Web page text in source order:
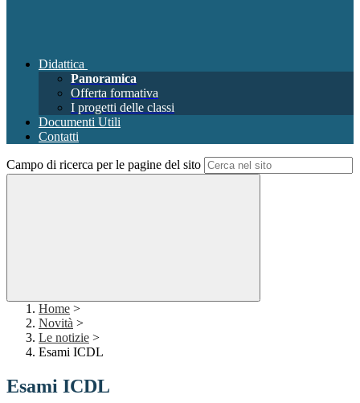
Didattica
Panoramica
Offerta formativa
I progetti delle classi
Documenti Utili
Contatti
Campo di ricerca per le pagine del sito
Home >
Novità >
Le notizie >
Esami ICDL
Esami ICDL